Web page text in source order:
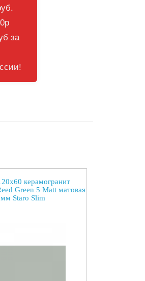
за
керамогранит
Green 5 Matt матовая
Staro Slim